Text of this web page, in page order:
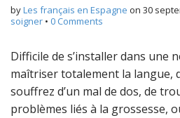
byLes français en Espagne on 30
soigner • 0 Comments
Difficile de s’installer dans une
maîtriser totalement la langue,
souffrez d’un mal de dos, de
problèmes liés à la grossesse,